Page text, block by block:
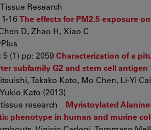
Research
16The effects for PM2.5 exposure
D, Zhao H, Xiao C
5 (1) pp: 2059 Characterization of a
subfamily G2 and stem cell antigen
Takako Kato, Mo Chen, Li-Yi
Kato (2013)
research Myristoylated
phenotype in human and murine